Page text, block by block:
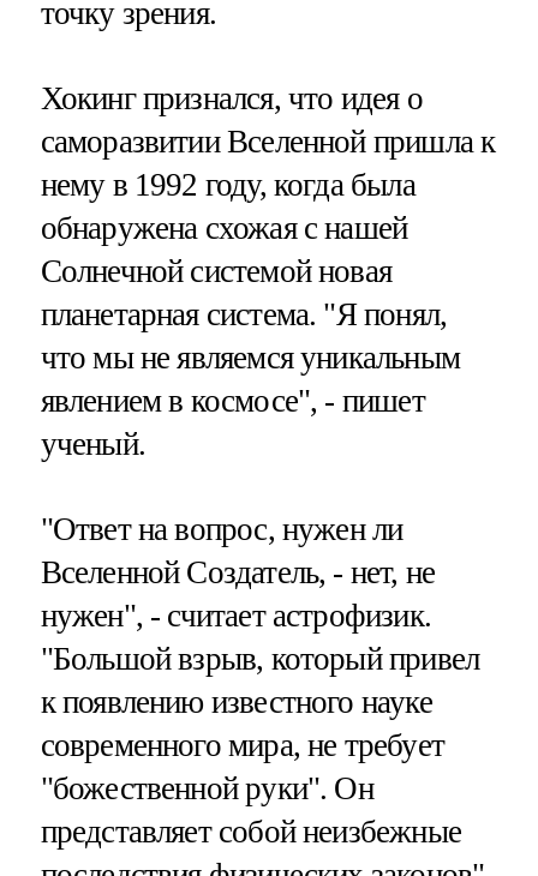
точку зрения.
Хокинг признался, что идея о
саморазвитии Вселенной пришла к
нему в 1992 году, когда была
обнаружена схожая с нашей
Солнечной системой новая
планетарная система. "Я понял,
что мы не являемся уникальным
явлением в космосе", - пишет
ученый.
"Ответ на вопрос, нужен ли
Вселенной Создатель, - нет, не
нужен", - считает астрофизик.
"Большой взрыв, который привел
к появлению известного науке
современного мира, не требует
"божественной руки". Он
представляет собой неизбежные